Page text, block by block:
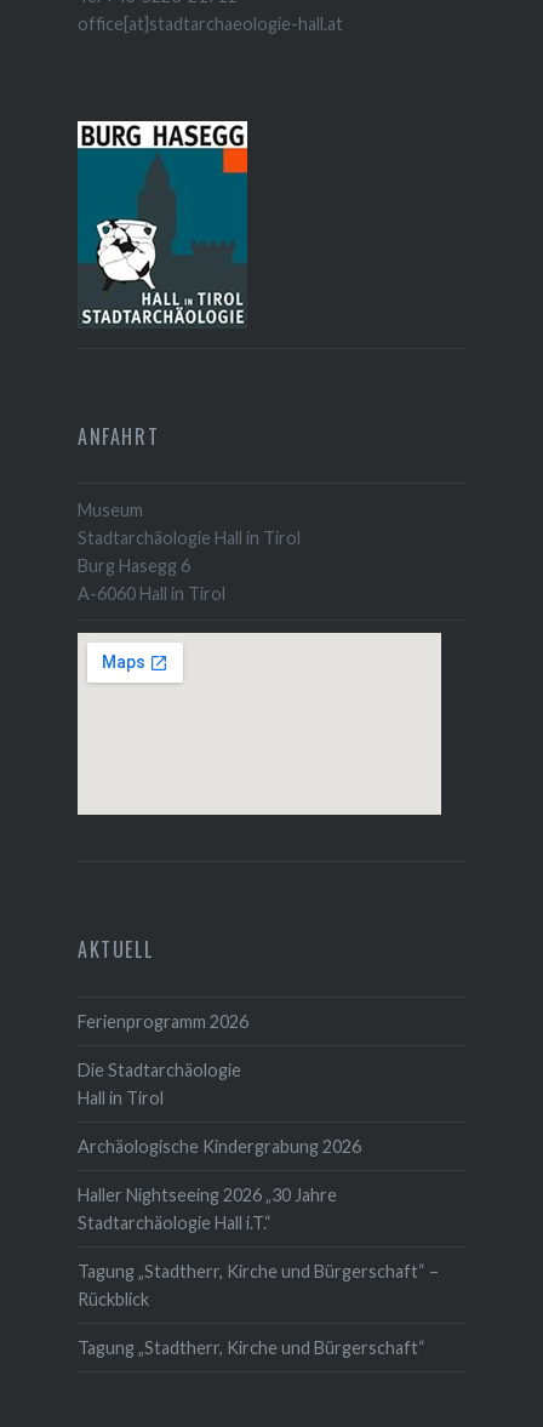
office[at]stadtarchaeologie-hall.at
ANFAHRT
Museum
Stadtarchäologie Hall in Tirol
Burg Hasegg 6
A-6060 Hall in Tirol
AKTUELL
Ferienprogramm 2026
Die Stadtarchäologie
Hall in Tirol
Archäologische Kindergrabung 2026
Haller Nightseeing 2026 „30 Jahre
Stadtarchäologie Hall i.T.“
Tagung „Stadtherr, Kirche und Bürgerschaft“ –
Rückblick
Tagung „Stadtherr, Kirche und Bürgerschaft“